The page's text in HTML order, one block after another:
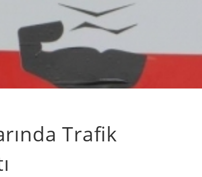
Trafik